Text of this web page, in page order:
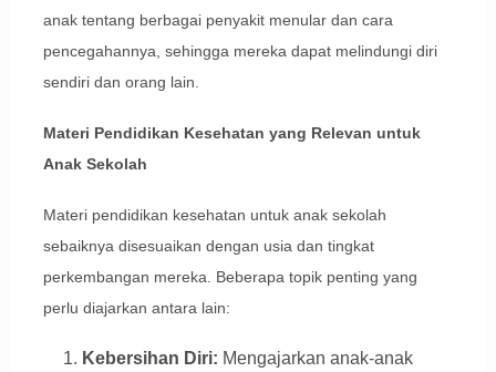
anak tentang berbagai penyakit menular dan cara
pencegahannya, sehingga mereka dapat melindungi diri
sendiri dan orang lain.
Materi Pendidikan Kesehatan yang Relevan untuk
Anak Sekolah
Materi pendidikan kesehatan untuk anak sekolah
sebaiknya disesuaikan dengan usia dan tingkat
perkembangan mereka. Beberapa topik penting yang
perlu diajarkan antara lain:
Kebersihan Diri: Mengajarkan anak-anak